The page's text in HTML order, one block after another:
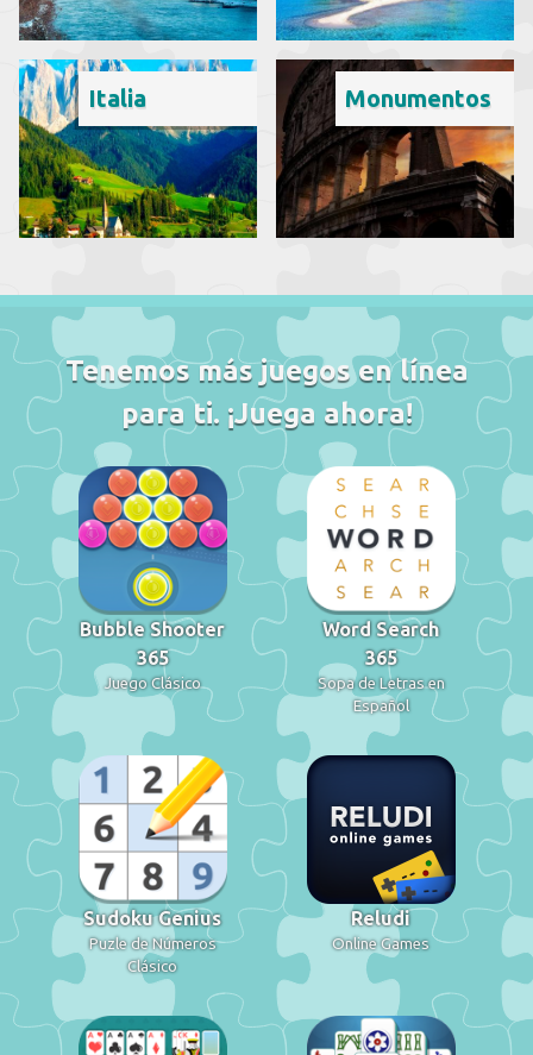
Italia Monumentos
Tenemos más juegos en línea
para ti. ¡Juega ahora!
Bubble Shooter
365
Juego Clásico
Word Search
365
Sopa de Letras en
Español
Sudoku Genius
Puzle de Números
Clásico
Reludi
Online Games